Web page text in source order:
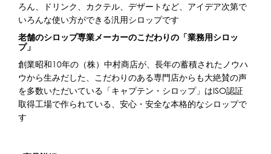
ろん、ドリンク、カクテル、デザートなど、アイデア次第で
いろんな使い方ができる汎用シロップです
老舗のシロップ専業メーカーのこだわりの「業務用シロッ
プ」
創業昭和10年の（株）中村商店が、長年の蓄積されたノウハ
ウから生みだした、こだわりのある専門店からも大絶賛の声
を多数いただいている「キャプテン・シロップ」はISO認証
取得工場で作られている、安心・安全な本格的なシロップで
す